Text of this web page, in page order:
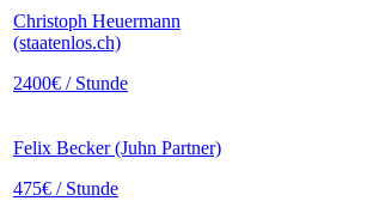
Christoph Heuermann
(staatenlos.ch)
2400€ / Stunde
Felix Becker (Juhn Partner)
475€ / Stunde